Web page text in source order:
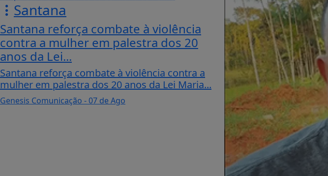
Santana
Santana reforça combate à violência
contra a mulher em palestra dos 20
anos da Lei...
Santana reforça combate à violência contra a
mulher em palestra dos 20 anos da Lei Maria...
Genesis Comunicação - 07 de Ago